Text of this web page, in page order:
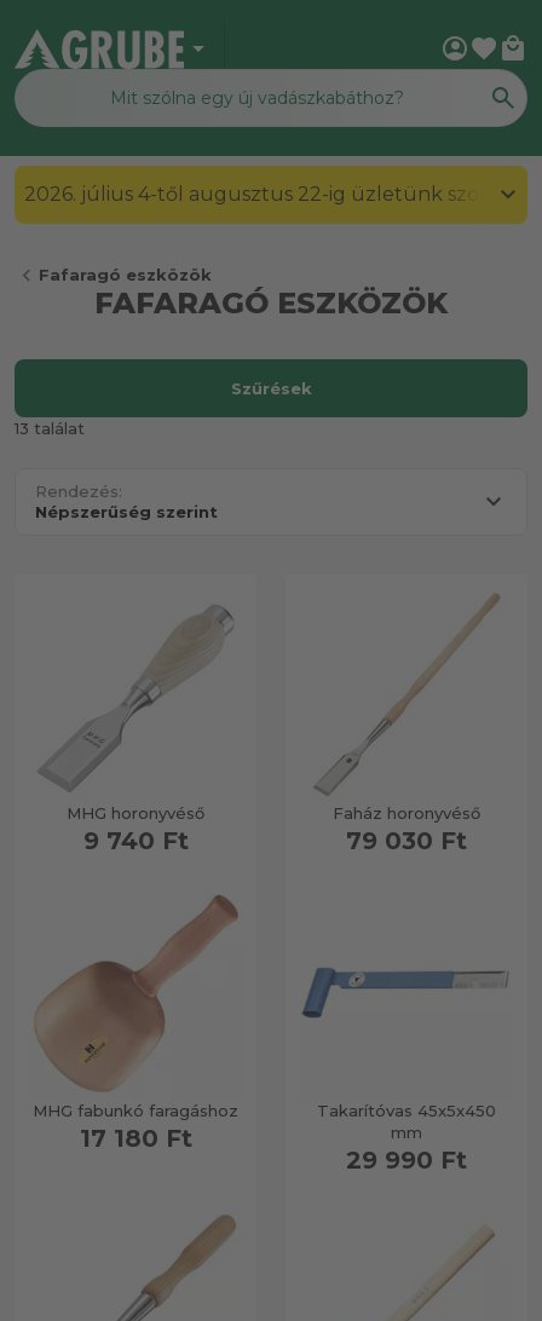
arrow_drop_down account_circlefavorite local_mall
2026. július 4-től augusztus 22-ig üzletünk
chevron_left Fafaragó eszközök
FAFARAGÓ ESZKÖZÖK
13 találat
Rendezés:
MHG horonyvéső
9 740 Ft
Faház horonyvéső
79 030 Ft
MHG fabunkó faragáshoz
17 180 Ft
Takarítóvas 45x5x450
mm
29 990 Ft
Szűrések